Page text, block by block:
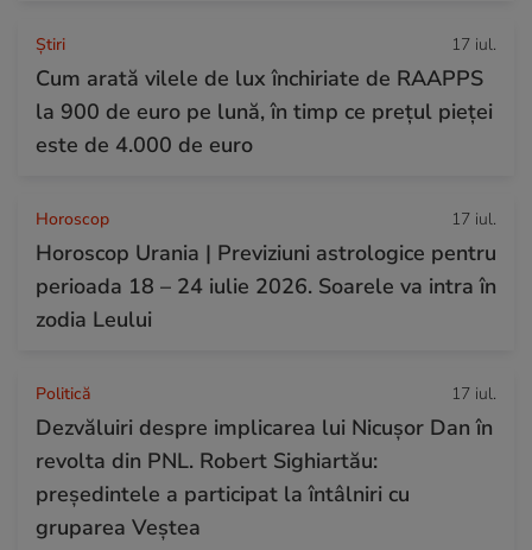
Ştiri 17 iul.
Cum arată vilele de lux închiriate de RAAPPS
la 900 de euro pe lună, în timp ce prețul pieței
este de 4.000 de euro
Horoscop 17 iul.
Horoscop Urania | Previziuni astrologice pentru
perioada 18 – 24 iulie 2026. Soarele va intra în
zodia Leului
Politică 17 iul.
Dezvăluiri despre implicarea lui Nicușor Dan în
revolta din PNL. Robert Sighiartău:
președintele a participat la întâlniri cu
gruparea Veștea